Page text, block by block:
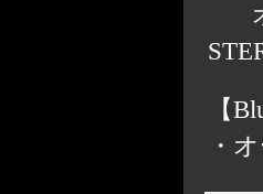
【
・